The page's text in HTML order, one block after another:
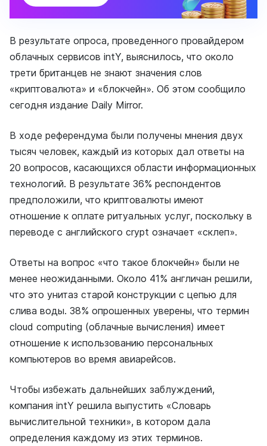
В результате опроса, проведенного провайдером
облачных сервисов intY, выяснилось, что около
трети британцев не знают значения слов
«криптовалюта» и «блокчейн». Об этом сообщило
сегодня издание Daily Mirror.
В ходе референдума были получены мнения двух
тысяч человек, каждый из которых дал ответы на
20 вопросов, касающихся области информационных
технологий. В результате 36% респондентов
предположили, что криптовалюты имеют
отношение к оплате ритуальных услуг, поскольку в
переводе с английского crypt означает «склеп».
Ответы на вопрос «что такое блокчейн» были не
менее неожиданными. Около 41% англичан решили,
что это унитаз старой конструкции с цепью для
слива воды. 38% опрошенных уверены, что термин
cloud computing (облачные вычисления) имеет
отношение к использованию персональных
компьютеров во время авиарейсов.
Чтобы избежать дальнейших заблуждений,
компания intY решила выпустить «Словарь
вычислительной техники», в котором дала
определения каждому из этих терминов.